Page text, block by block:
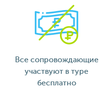
Все сопровождающие
участвуют в туре
бесплатно